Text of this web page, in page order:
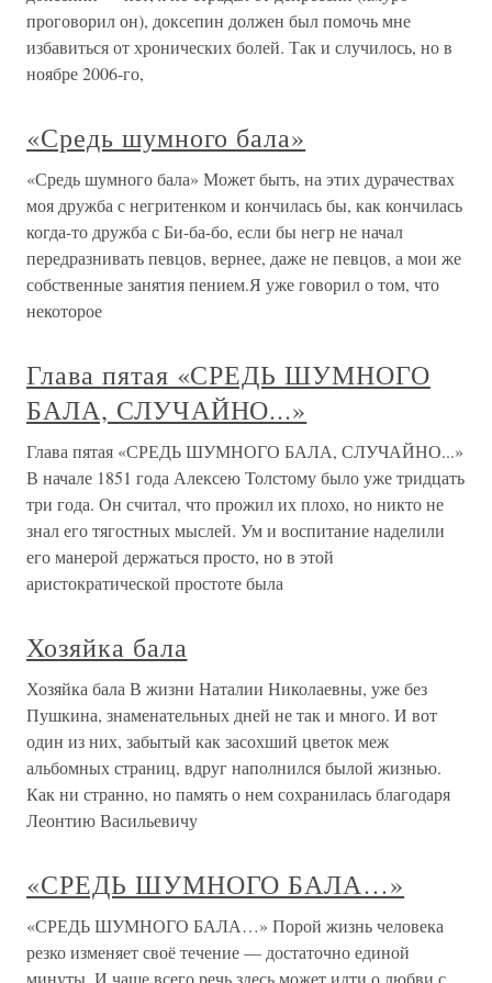
проговорил он), доксепин должен был помочь мне
избавиться от хронических болей. Так и случилось, но в
ноябре 2006-го,
«Средь шумного бала»
«Средь шумного бала» Может быть, на этих дурачествах
моя дружба с негритенком и кончилась бы, как кончилась
когда-то дружба с Би-ба-бо, если бы негр не начал
передразнивать певцов, вернее, даже не певцов, а мои же
собственные занятия пением.Я уже говорил о том, что
некоторое
Глава пятая «СРЕДЬ ШУМНОГО
БАЛА, СЛУЧАЙНО...»
Глава пятая «СРЕДЬ ШУМНОГО БАЛА, СЛУЧАЙНО...»
В начале 1851 года Алексею Толстому было уже тридцать
три года. Он считал, что прожил их плохо, но никто не
знал его тягостных мыслей. Ум и воспитание наделили
его манерой держаться просто, но в этой
аристократической простоте была
Хозяйка бала
Хозяйка бала В жизни Наталии Николаевны, уже без
Пушкина, знаменательных дней не так и много. И вот
один из них, забытый как засохший цветок меж
альбомных страниц, вдруг наполнился былой жизнью.
Как ни странно, но память о нем сохранилась благодаря
Леонтию Васильевичу
«СРЕДЬ ШУМНОГО БАЛА…»
«СРЕДЬ ШУМНОГО БАЛА…» Порой жизнь человека
резко изменяет своё течение — достаточно единой